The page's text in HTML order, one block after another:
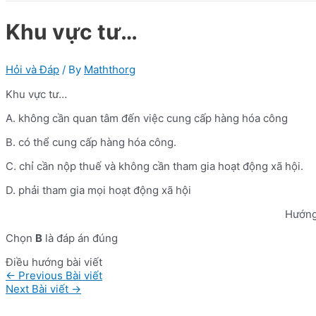
Khu vực tư…
Hỏi và Đáp / By Maththorg
Khu vực tư…
A. không cần quan tâm đến việc cung cấp hàng hóa công
B. có thể cung cấp hàng hóa công.
C. chỉ cần nộp thuế và không cần tham gia hoạt động xã hội.
D. phải tham gia mọi hoạt động xã hội
Chọn B là đáp án đúng
Điều hướng bài viết
← Previous Bài viết
Next Bài viết →